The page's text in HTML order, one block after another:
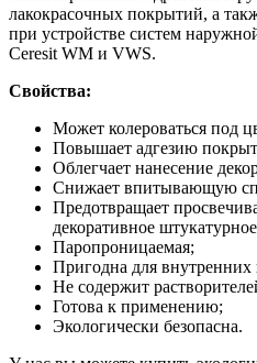
лакокрасочных покрытий, а
при устройстве систем
Ceresit WM и VWS.
Свойства:
Может колероваться под
Повышает адгезию
Облегчает нанесение
Снижает впитывающую
Предотвращает
декоративное
Паропроницаемая;
Пригодна для
Не содержит
Готова к применению;
Экологически безопасна.